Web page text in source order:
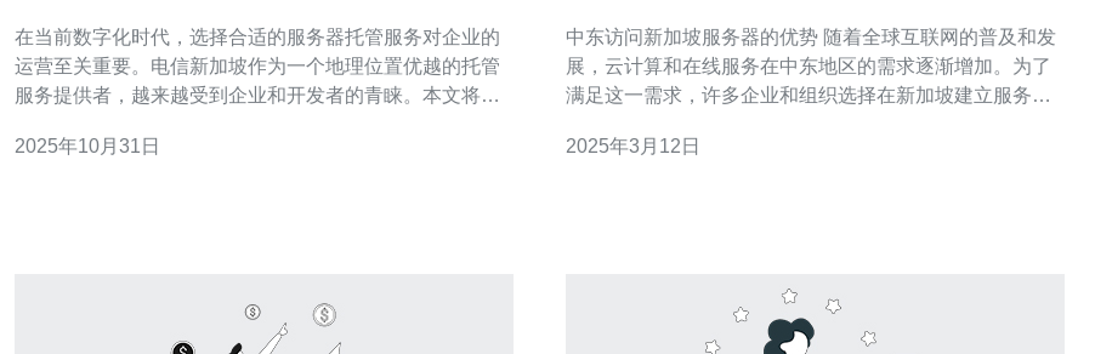
在当前数字化时代，选择合适的服务器托管服务对企业的
运营至关重要。电信新加坡作为一个地理位置优越的托管
服务提供者，越来越受到企业和开发者的青睐。本文将对
较分析，帮助您在选择托管服务时做出明智的决策。 首
2025年10月31日
中东访问新加坡服务器的优势 随着全球互联网的普及和发
展，云计算和在线服务在中东地区的需求逐渐增加。为了
满足这一需求，许多企业和组织选择在新加坡建立服务
服务器的优势。 新加坡位于东南亚，地理位置优越，是连
2025年3月12日